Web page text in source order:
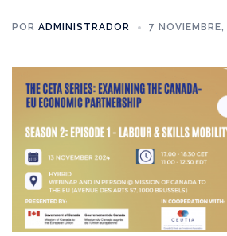
POR ADMINISTRADOR 7